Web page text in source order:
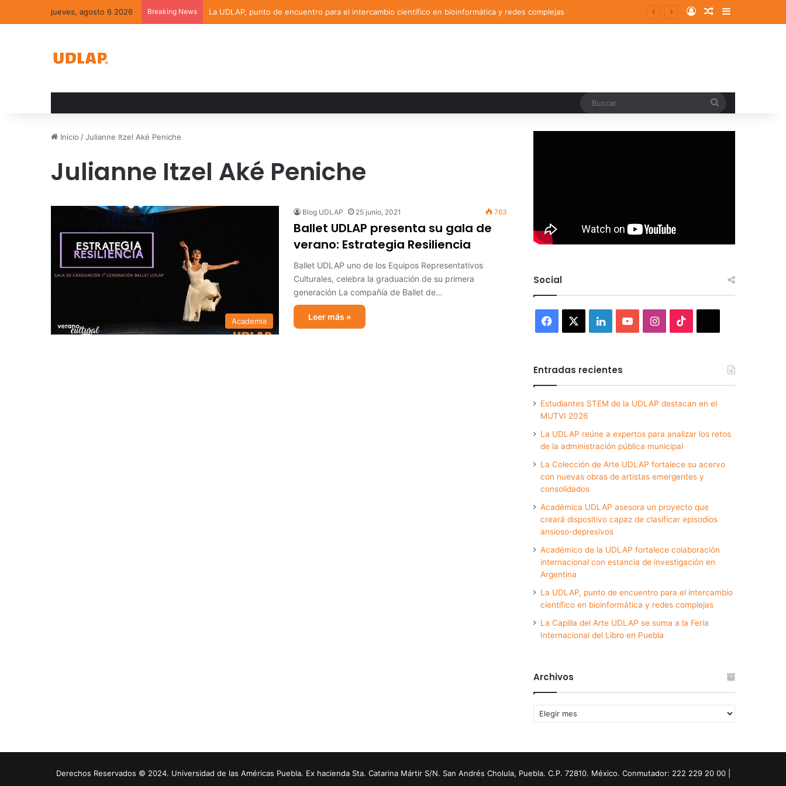
jueves, agosto 6 2026 Breaking News La UDLAP, punto de encuentro para el intercambio científico en bioinformática y redes complejas Log InRandom Article
Sidebar
Inicio /Julianne Itzel Aké Peniche
Julianne Itzel Aké Peniche
Academia
Blog UDLAP 25 junio, 2021 763
Ballet UDLAP presenta su gala de
verano: Estrategia Resiliencia
Ballet UDLAP uno de los Equipos Representativos
Culturales, celebra la graduación de su primera
generación La compañía de Ballet de…
Leer más »
Social
Facebook LinkedInYouTubeInstagram
Entradas recientes
Estudiantes STEM de la UDLAP destacan en el
MUTVI 2026
La UDLAP reúne a expertos para analizar los retos
de la administración pública municipal
La Colección de Arte UDLAP fortalece su acervo
con nuevas obras de artistas emergentes y
consolidados
Académica UDLAP asesora un proyecto que
creará dispositivo capaz de clasificar episodios
ansioso-depresivos
Académico de la UDLAP fortalece colaboración
internacional con estancia de investigación en
Argentina
La UDLAP, punto de encuentro para el intercambio
científico en bioinformática y redes complejas
La Capilla del Arte UDLAP se suma a la Feria
Internacional del Libro en Puebla
Archivos
Archivos
Derechos Reservados © 2024. Universidad de las Américas Puebla. Ex hacienda Sta. Catarina Mártir S/N. San Andrés Cholula, Puebla. C.P. 72810. México. Conmutador: 222 229 20 00 |